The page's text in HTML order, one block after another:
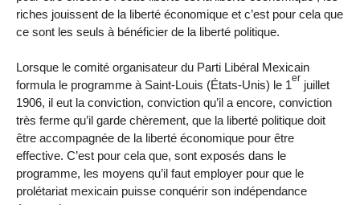
riches jouissent de la liberté économique et c’est pour cela que
ce sont les seuls à bénéficier de la liberté politique.
Lorsque le comité organisateur du Parti Libéral Mexicain
formula le programme à Saint-Louis (États-Unis) le 1er juillet
1906, il eut la conviction, conviction qu’il a encore, conviction
très ferme qu’il garde chèrement, que la liberté politique doit
être accompagnée de la liberté économique pour être
effective. C’est pour cela que, sont exposés dans le
programme, les moyens qu’il faut employer pour que le
prolétariat mexicain puisse conquérir son indépendance